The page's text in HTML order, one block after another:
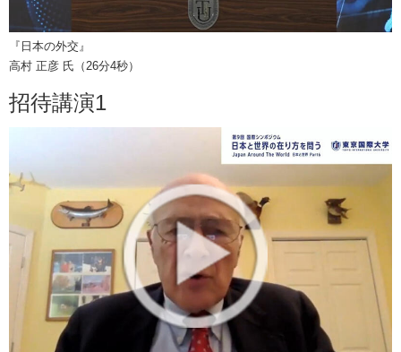
『日本の外交』
高村 正彦 氏（26分4秒）
招待講演1